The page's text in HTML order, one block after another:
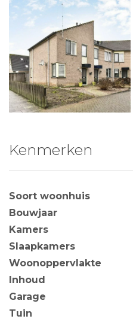
Kenmerken
Soort woonhuis
Bouwjaar
Kamers
Slaapkamers
Woonoppervlakte
Inhoud
Garage
Tuin